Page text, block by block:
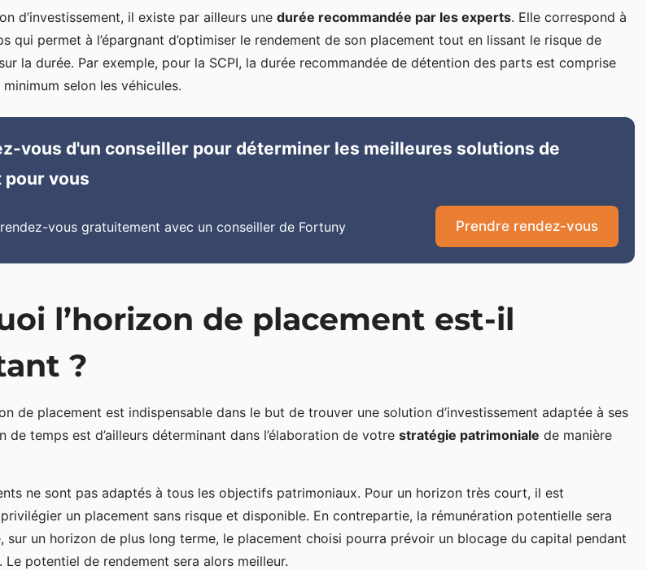
d’investissement, il existe par ailleurs unedurée recommandée par les experts. Elle correspond à
qui permet à l’épargnant d’optimiser le rendement de son placement tout en lissant le risque de
la durée. Par exemple, pour la SCPI, la durée recommandée de détention des parts est comprise
selon les véhicules.
vous d'un conseiller pour déterminer les meilleures solutions de
pour vous
vous gratuitement avec un conseiller de Fortuny Prendre rendez-vous
l’horizon de placement est-il
?
de placement est indispensable dans le but de trouver une solution d’investissement adaptée à ses
de temps est d’ailleurs déterminant dans l’élaboration de votrestratégie patrimoniale de manière
ne sont pas adaptés à tous les objectifs patrimoniaux. Pour un horizon très court, il est
un placement sans risque et disponible. En contrepartie, la rémunération potentielle sera
sur un horizon de plus long terme, le placement choisi pourra prévoir un blocage du capital pendant
Le potentiel de rendement sera alors meilleur.